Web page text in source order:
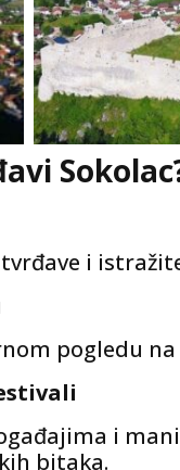
i
pogledu
i
bitaka.